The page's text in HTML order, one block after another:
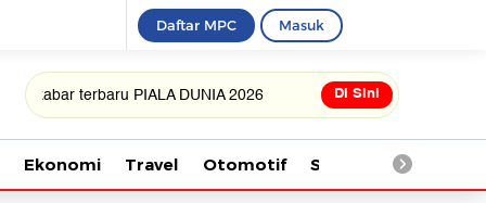
Daftar MPC Masuk
terbaru PIALA DUNIA 2026 Di Sini
Ekonomi Travel Otomotif Saintek